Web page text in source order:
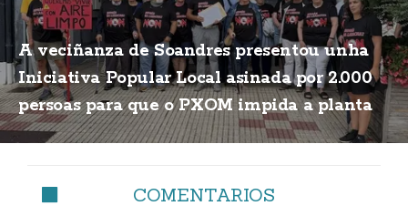
A veciñanza de Soandres presentou unha
Iniciativa Popular Local asinada por 2.000
persoas para que o PXOM impida a planta
de biogás
COMENTARIOS